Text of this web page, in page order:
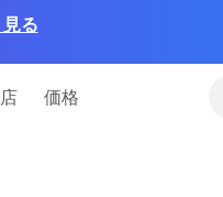
る
価格